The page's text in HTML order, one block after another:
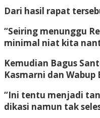
Dari hasil rapat
“Seiring menunggu
minimal niat kita
Kemudian Bagus
Kasmarni dan Wabup
“Ini tentu menjadi
dikasi namun tak